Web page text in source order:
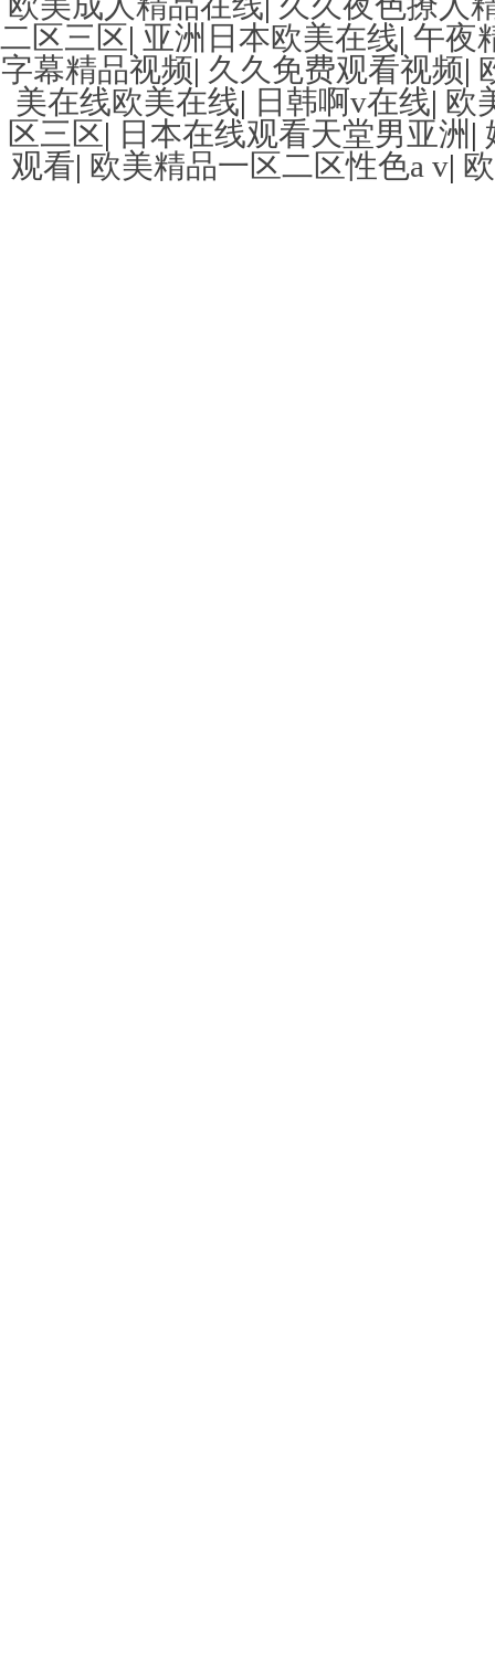
二区三区| 亚洲日本欧美在线| 午夜
字幕精品视频| 久久免费观看视频|
美在线欧美在线| 日韩啊v在线| 欧
区三区| 日本在线观看天堂男亚洲 |
观看| 欧美精品一区二区性色a v|